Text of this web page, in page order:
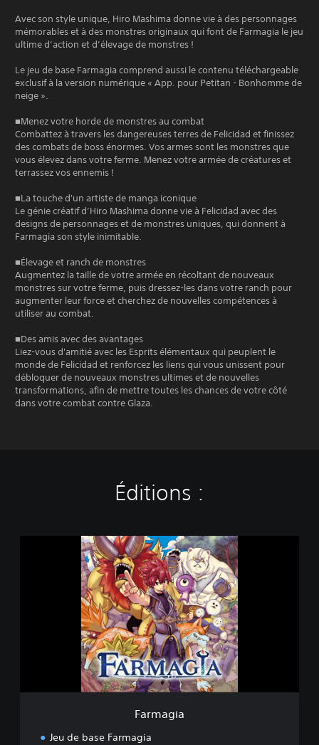
Avec son style unique, Hiro Mashima donne vie à des personnages
mémorables et à des monstres originaux qui font de Farmagia le jeu
ultime d’action et d’élevage de monstres !
Le jeu de base Farmagia comprend aussi le contenu téléchargeable
exclusif à la version numérique « App. pour Petitan - Bonhomme de
neige ».
■Menez votre horde de monstres au combat
Combattez à travers les dangereuses terres de Felicidad et finissez
des combats de boss énormes. Vos armes sont les monstres que
vous élevez dans votre ferme. Menez votre armée de créatures et
terrassez vos ennemis !
■La touche d'un artiste de manga iconique
Le génie créatif d’Hiro Mashima donne vie à Felicidad avec des
designs de personnages et de monstres uniques, qui donnent à
Farmagia son style inimitable.
■Élevage et ranch de monstres
Augmentez la taille de votre armée en récoltant de nouveaux
monstres sur votre ferme, puis dressez-les dans votre ranch pour
augmenter leur force et cherchez de nouvelles compétences à
utiliser au combat.
■Des amis avec des avantages
Liez-vous d'amitié avec les Esprits élémentaux qui peuplent le
monde de Felicidad et renforcez les liens qui vous unissent pour
débloquer de nouveaux monstres ultimes et de nouvelles
transformations, afin de mettre toutes les chances de votre côté
dans votre combat contre Glaza.
Éditions :
Farmagia
Jeu de base Farmagia